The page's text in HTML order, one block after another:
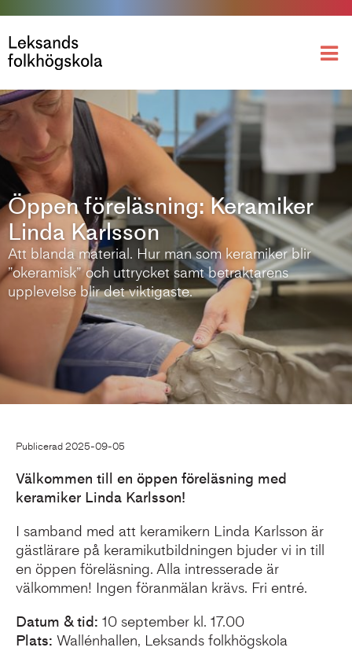
Öppen föreläsning: Keramiker
Linda Karlsson
Att blanda material. Hur man som keramiker blir
”okeramisk” och uttrycket samt betraktarens
upplevelse blir det viktigaste.
Publicerad 2025-09-05
Välkommen till en öppen föreläsning med
keramiker Linda Karlsson!
I samband med att keramikern Linda Karlsson är
gästlärare på keramikutbildningen bjuder vi in till
en öppen föreläsning. Alla intresserade är
välkommen! Ingen föranmälan krävs. Fri entré.
Datum & tid: 10 september kl. 17.00
Plats: Wallénhallen, Leksands folkhögskola